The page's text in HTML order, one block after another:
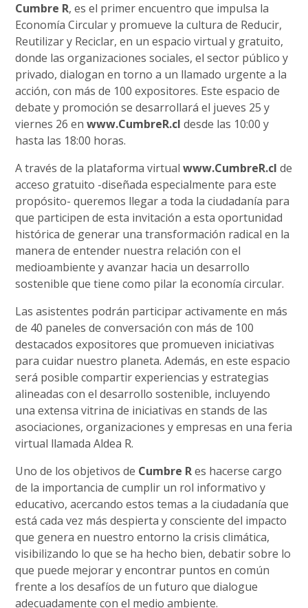
Cumbre R, es el primer encuentro que impulsa la
Economía Circular y promueve la cultura de Reducir,
Reutilizar y Reciclar, en un espacio virtual y gratuito,
donde las organizaciones sociales, el sector público y
privado, dialogan en torno a un llamado urgente a la
acción, con más de 100 expositores. Este espacio de
debate y promoción se desarrollará el jueves 25 y
viernes 26 enwww.CumbreR.cl desde las 10:00 y
hasta las 18:00 horas.
A través de la plataforma virtualwww.CumbreR.cl de
acceso gratuito -diseñada especialmente para este
propósito- queremos llegar a toda la ciudadanía para
que participen de esta invitación a esta oportunidad
histórica de generar una transformación radical en la
manera de entender nuestra relación con el
medioambiente y avanzar hacia un desarrollo
sostenible que tiene como pilar la economía circular.
Las asistentes podrán participar activamente en más
de 40 paneles de conversación con más de 100
destacados expositores que promueven iniciativas
para cuidar nuestro planeta. Además, en este espacio
será posible compartir experiencias y estrategias
alineadas con el desarrollo sostenible, incluyendo
una extensa vitrina de iniciativas en stands de las
asociaciones, organizaciones y empresas en una feria
virtual llamada Aldea R.
Uno de los objetivos de Cumbre Res hacerse cargo
de la importancia de cumplir un rol informativo y
educativo, acercando estos temas a la ciudadanía que
está cada vez más despierta y consciente del impacto
que genera en nuestro entorno la crisis climática,
visibilizando lo que se ha hecho bien, debatir sobre lo
que puede mejorar y encontrar puntos en común
frente a los desafíos de un futuro que dialogue
adecuadamente con el medio ambiente.